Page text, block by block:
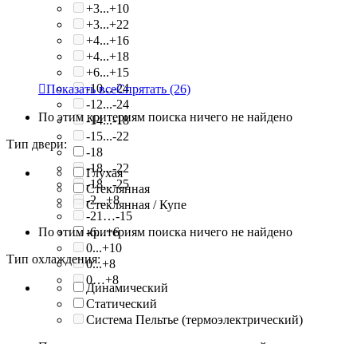
+3...+10
+3...+22
+4...+16
+4...+18
+6...+15
-10...-24
-12...-24
-14...-18
-15...-22
-18
-18...-22
-18...-25
-2...+8
-21…-15
-6...+6
0...+10
0...+8
0…+8
Показать всеСпрятать (26)
По этим критериям поиска ничего не найдено
Тип двери:
Глухая
Стеклянная
Стеклянная / Купе
По этим критериям поиска ничего не найдено
Тип охлаждения:
Динамический
Статический
Система Пельтье (термоэлектрический)